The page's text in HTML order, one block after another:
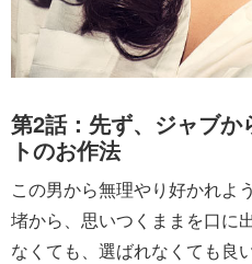
第2話：先ず、ジャブ
トのお作法
この男から無理やり好かれよ
堵から、思いつくままを口に
なくても、選ばれなくても良